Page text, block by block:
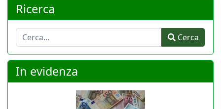
Ricerca
Cerca Cerca
In evidenza